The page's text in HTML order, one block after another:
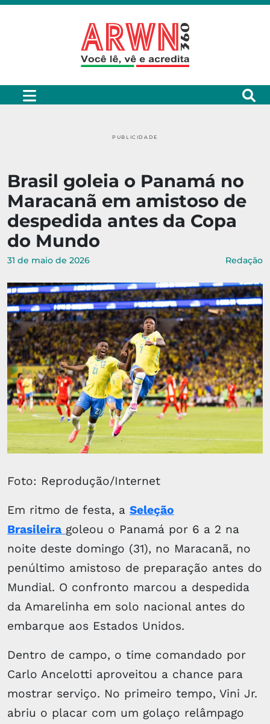
PUBLICIDADE
Brasil goleia o Panamá no
Maracanã em amistoso de
despedida antes da Copa
do Mundo
31 de maio de 2026 Redação
Foto: Reprodução/Internet
Em ritmo de festa, a Seleção
Brasileira goleou o Panamá por 6 a 2 na
noite deste domingo (31), no Maracanã, no
penúltimo amistoso de preparação antes do
Mundial. O confronto marcou a despedida
da Amarelinha em solo nacional antes do
embarque aos Estados Unidos.
Dentro de campo, o time comandado por
Carlo Ancelotti aproveitou a chance para
mostrar serviço. No primeiro tempo, Vini Jr.
abriu o placar com um golaço relâmpago